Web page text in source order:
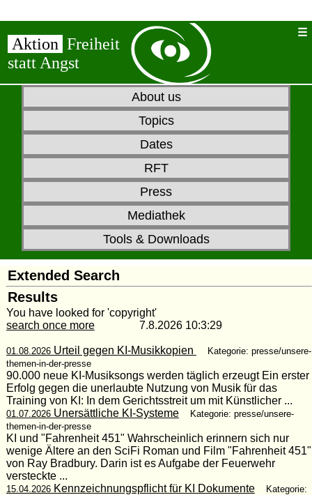
Aktion Freiheit
statt Angst
About us
Topics
Dates
RFT
Press
Mediathek
Tools & Downloads
Extended Search
Results
You have looked for 'copyright'
search once more7.8.2026 10:3:29
01.08.2026Urteil gegen KI-Musikkopien
Kategorie: presse/unsere-
themen-in-der-presse
90.000 neue KI-Musiksongs werden täglich erzeugt Ein erster
Erfolg gegen die unerlaubte Nutzung von Musik für das
Training von KI: In dem Gerichtsstreit um mit Künstlicher ...
01.07.2026Unersättliche KI-Systeme
Kategorie: presse/unsere-
themen-in-der-presse
KI und "Fahrenheit 451" Wahrscheinlich erinnern sich nur
wenige Ältere an den SciFi Roman und Film "Fahrenheit 451"
von Ray Bradbury. Darin ist es Aufgabe der Feuerwehr
versteckte ...
15.04.2026Kennzeichnungspflicht für KI Dokumente
Kategorie: